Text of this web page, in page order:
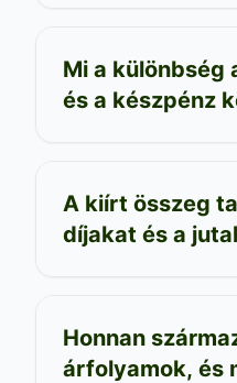
Mi a különbség
és a készpénz
A kiírt összeg
díjakat és a
Honnan
árfolyamok, és